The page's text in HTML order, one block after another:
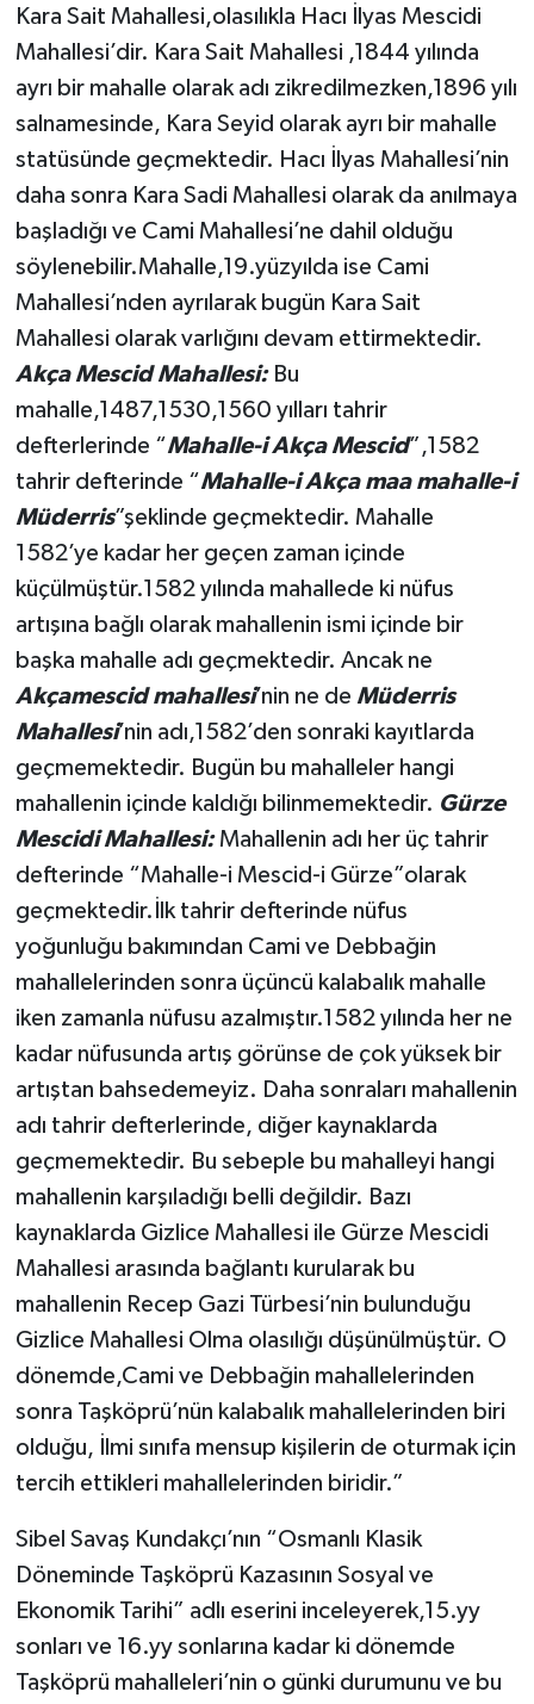
Kara Sait Mahallesi,olasılıkla Hacı İlyas Mescidi
Mahallesi’dir. Kara Sait Mahallesi ,1844 yılında
ayrı bir mahalle olarak adı zikredilmezken,1896 yılı
salnamesinde, Kara Seyid olarak ayrı bir mahalle
statüsünde geçmektedir. Hacı İlyas Mahallesi’nin
daha sonra Kara Sadi Mahallesi olarak da anılmaya
başladığı ve Cami Mahallesi’ne dahil olduğu
söylenebilir.Mahalle,19.yüzyılda ise Cami
Mahallesi’nden ayrılarak bugün Kara Sait
Mahallesi olarak varlığını devam ettirmektedir.
Akça Mescid Mahallesi:Bu
mahalle,1487,1530,1560 yılları tahrir
defterlerinde “Mahalle-i Akça Mescid”,1582
tahrir defterinde “Mahalle-i Akça maa mahalle-i
Müderris”şeklinde geçmektedir. Mahalle
1582’ye kadar her geçen zaman içinde
küçülmüştür.1582 yılında mahallede ki nüfus
artışına bağlı olarak mahallenin ismi içinde bir
başka mahalle adı geçmektedir. Ancak ne
Akçamescid mahallesi’nin ne de Müderris
Mahallesi’nin adı,1582’den sonraki kayıtlarda
geçmemektedir. Bugün bu mahalleler hangi
mahallenin içinde kaldığı bilinmemektedir. Gürze
Mescidi Mahallesi: Mahallenin adı her üç tahrir
defterinde “Mahalle-i Mescid-i Gürze”olarak
geçmektedir.İlk tahrir defterinde nüfus
yoğunluğu bakımından Cami ve Debbağin
mahallelerinden sonra üçüncü kalabalık mahalle
iken zamanla nüfusu azalmıştır.1582 yılında her ne
kadar nüfusunda artış görünse de çok yüksek bir
artıştan bahsedemeyiz. Daha sonraları mahallenin
adı tahrir defterlerinde, diğer kaynaklarda
geçmemektedir. Bu sebeple bu mahalleyi hangi
mahallenin karşıladığı belli değildir. Bazı
kaynaklarda Gizlice Mahallesi ile Gürze Mescidi
Mahallesi arasında bağlantı kurularak bu
mahallenin Recep Gazi Türbesi’nin bulunduğu
Gizlice Mahallesi Olma olasılığı düşünülmüştür. O
dönemde,Cami ve Debbağin mahallelerinden
sonra Taşköprü’nün kalabalık mahallelerinden biri
olduğu, İlmi sınıfa mensup kişilerin de oturmak için
tercih ettikleri mahallelerinden biridir.”
Sibel Savaş Kundakçı’nın “Osmanlı Klasik
Döneminde Taşköprü Kazasının Sosyal ve
Ekonomik Tarihi” adlı eserini inceleyerek,15.yy
sonları ve 16.yy sonlarına kadar ki dönemde
Taşköprü mahalleleri’nin o günki durumunu ve bu